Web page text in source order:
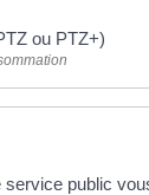
ou PTZ+)
service public